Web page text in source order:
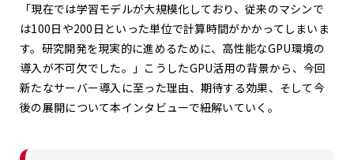
「現在では学習モデルが大規模化しており、従来のマシンで
は100日や200 日といった単位で計算時間がかかってしまいま
す。研究開発を現実的に進めるために、高性能なGPU環境の
導入が不可欠でした。」 こうしたGPU活用の背景から、今回
新たなサーバー導入に至った理由、期待する効果、そして今
後の展開について本インタビューで紐解いていく。